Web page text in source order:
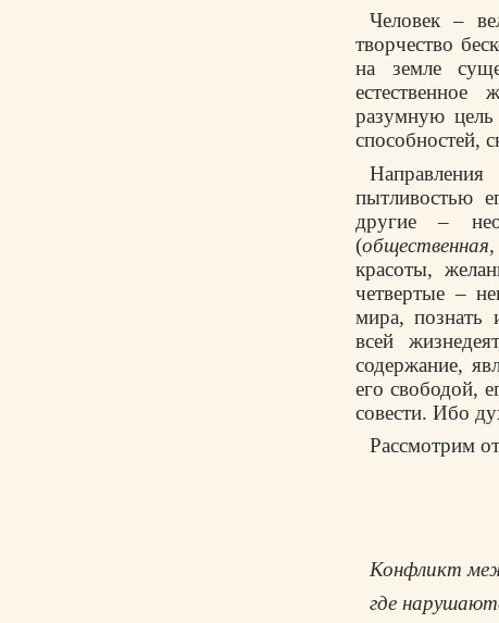
Человек –
творчество
на земле
разумную цель
способностей,
пытливостью
другие –
(
красоты,
четвертые –
мира, познать
всей
содержание,
его свободой,
совести. Ибо
Рассмотрим
Конфликт
где